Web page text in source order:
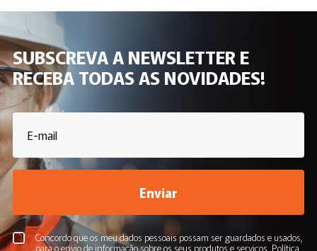
SUBSCREVA A NEWSLETTER E
RECEBA TODAS AS NOVIDADES!
Concordo que os meu dados pessoais possam ser guardados e usados,
para o envio de informação sobre os seus produtos e serviços. Política
Enviar